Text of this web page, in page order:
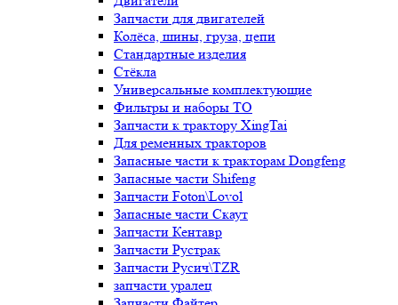
Запчасти для двигателей
Колёса, шины, груза, цепи
Стандартные изделия
Стёкла
Универсальные комплектующие
Фильтры и наборы ТО
Запчасти к трактору XingTai
Для ременных тракторов
Запасные части к тракторам Dongfeng
Запасные части Shifeng
Запчасти Foton\Lovol
Запасные части Скаут
Запчасти Кентавр
Запчасти Рустрак
Запчасти Русич\TZR
запчасти уралец